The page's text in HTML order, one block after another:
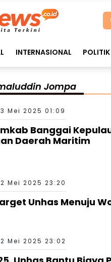
INTERNASIONAL POLITIK
Jompa
Mei 2025 01:09
Banggai
Daerah Maritim
Mei 2025 23:20
Unhas Menuju
Mei 2025 23:02